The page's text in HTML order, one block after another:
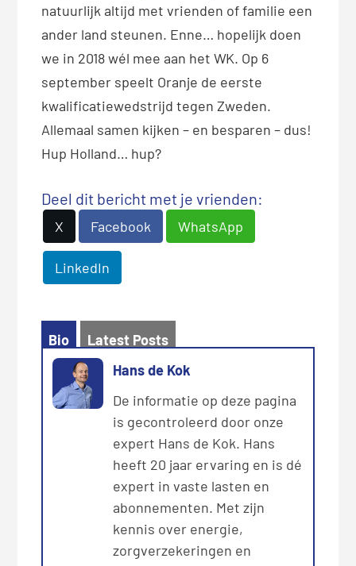
natuurlijk altijd met vrienden of familie een
ander land steunen. Enne… hopelijk doen
we in 2018 wél mee aan het WK. Op 6
september speelt Oranje de eerste
kwalificatiewedstrijd tegen Zweden.
Allemaal samen kijken – en besparen – dus!
Hup Holland… hup?
Deel dit bericht met je vrienden:
X Facebook WhatsApp
LinkedIn
Bio
Latest Posts
Hans de Kok
De informatie op deze pagina
is gecontroleerd door onze
expert Hans de Kok. Hans
heeft 20 jaar ervaring en is dé
expert in vaste lasten en
abonnementen. Met zijn
kennis over energie,
zorgverzekeringen en